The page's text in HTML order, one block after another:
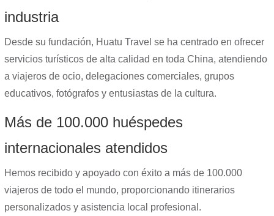
industria
Desde su fundación, Huatu Travel se ha centrado en ofrecer
servicios turísticos de alta calidad en toda China, atendiendo
a viajeros de ocio, delegaciones comerciales, grupos
educativos, fotógrafos y entusiastas de la cultura.
Más de 100.000 huéspedes
internacionales atendidos
Hemos recibido y apoyado con éxito a más de 100.000
viajeros de todo el mundo, proporcionando itinerarios
personalizados y asistencia local profesional.